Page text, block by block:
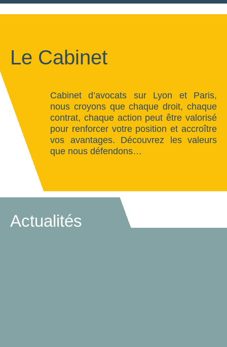
Le Cabinet
Cabinet d’avocats sur Lyon et Paris,
nous croyons que chaque droit, chaque
contrat, chaque action peut être valorisé
pour renforcer votre position et accroître
vos avantages. Découvrez les valeurs
que nous défendons…
Actualités